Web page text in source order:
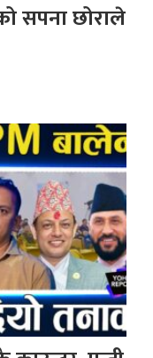
सपना छोराले